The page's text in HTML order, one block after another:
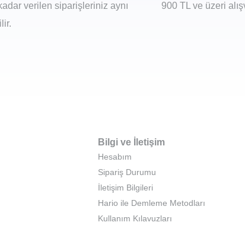
verilen siparişleriniz aynı
900 TL ve üzeri
Bilgi ve İletişim
Hesabım
Sipariş Durumu
İletişim Bilgileri
Hario ile Demleme Metodları
Kullanım Kılavuzları